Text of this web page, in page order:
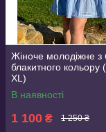
Жіноче молодіжне з
блакитного кольору
XL)
В наявності
1 100 ₴ 1 250 ₴